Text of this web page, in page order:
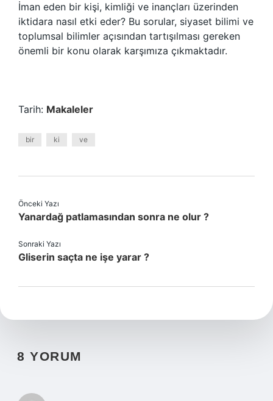
İman eden bir kişi, kimliği ve inançları üzerinden
iktidara nasıl etki eder? Bu sorular, siyaset bilimi ve
toplumsal bilimler açısından tartışılması gereken
önemli bir konu olarak karşımıza çıkmaktadır.
Tarih: Makaleler
bir ki ve
Önceki Yazı
Yanardağ patlamasından sonra ne olur ?
Sonraki Yazı
Gliserin saçta ne işe yarar ?
8 YORUM